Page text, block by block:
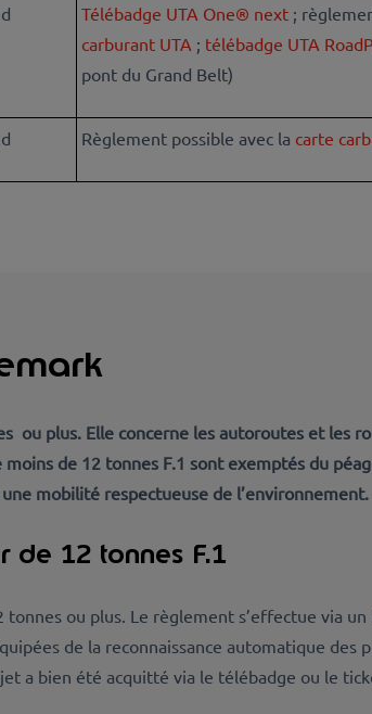
Télébadge UTA One® next;
carburant UTA ; télébadge UTA
pont du Grand Belt)
Règlement possible avec la carte
ou plus. Elle concerne lesautoroutes et les
de 12 tonnes F.1 sont exemptés du
mobilité respectueuse de l’environnement.
de 12 tonnes F.1
tonnes ou plus. Le règlement s’effectue via un
de la reconnaissance automatique des
a bien été acquitté via le télébadge ou le